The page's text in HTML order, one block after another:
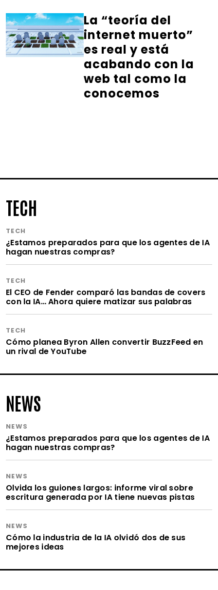
La “teoría del
internet muerto”
es real y está
acabando con la
web tal como la
conocemos
TECH
TECH
¿Estamos preparados para que los agentes de IA
hagan nuestras compras?
TECH
El CEO de Fender comparó las bandas de covers
con la IA… Ahora quiere matizar sus palabras
TECH
Cómo planea Byron Allen convertir BuzzFeed en
un rival de YouTube
NEWS
NEWS
¿Estamos preparados para que los agentes de IA
hagan nuestras compras?
NEWS
Olvida los guiones largos: informe viral sobre
escritura generada por IA tiene nuevas pistas
NEWS
Cómo la industria de la IA olvidó dos de sus
mejores ideas